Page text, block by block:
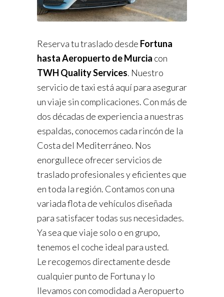
Reserva tu traslado desde Fortuna
hasta Aeropuerto de Murcia con
TWH Quality Services. Nuestro
servicio de taxi está aquí para asegurar
un viaje sin complicaciones. Con más de
dos décadas de experiencia a nuestras
espaldas, conocemos cada rincón de la
Costa del Mediterráneo. Nos
enorgullece ofrecer servicios de
traslado profesionales y eficientes que
en toda la región. Contamos con una
variada flota de vehículos diseñada
para satisfacer todas sus necesidades.
Ya sea que viaje solo o en grupo,
tenemos el coche ideal para usted.
Le recogemos directamente desde
cualquier punto de Fortuna y lo
llevamos con comodidad a Aeropuerto